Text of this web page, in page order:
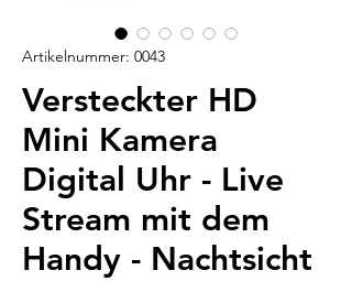
Artikelnummer: 0043
Versteckter HD
Mini Kamera
Digital Uhr - Live
Stream mit dem
Handy - Nachtsicht